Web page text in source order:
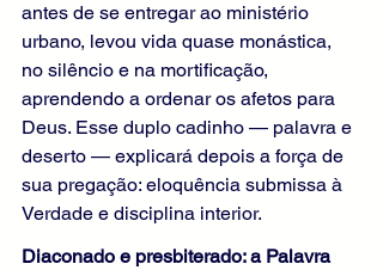
antes de se entregar ao ministério
urbano, levou vida quase monástica,
no silêncio e na mortificação,
aprendendo a ordenar os afetos para
Deus. Esse duplo cadinho — palavra e
deserto — explicará depois a força de
sua pregação: eloquência submissa à
Verdade e disciplina interior.
Diaconado e presbiterado: a Palavra